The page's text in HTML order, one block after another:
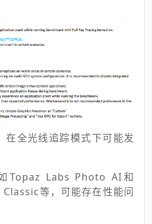
在全光线追踪模式下可能发
Topaz Labs Photo AI和
等，可能存在性能问